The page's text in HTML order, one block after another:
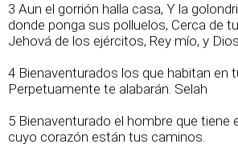
3 Aun el gorrión halla casa, Y la
donde ponga sus polluelos, Cerca de
Jehová de los ejércitos, Rey mío, y
4 Bienaventurados los que habitan en
Perpetuamente te alabarán. Selah
5 Bienaventurado el hombre que tiene
cuyo corazón están tus caminos.